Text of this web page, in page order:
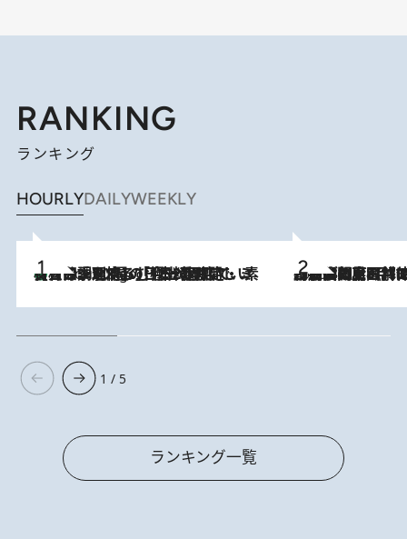
RANKING
ランキング
HOURLYDAILYWEEKLY
3 Hours Ago
【大分・別府】「今一番おいしい食材を調理する」1日2組限定・ミシュラン2ツ星の日本料理店で、素材と四季を愉しむ極上の時間 2026.8.8
「最後に見られてよかった」上野動物園の東園パンダ舎が解体前に特別公開。8月16日まで延長されたパネル展と共に辿る“半世紀”のパンダ飼育《解体工事の図面あり》
1 / 5
ランキング一覧